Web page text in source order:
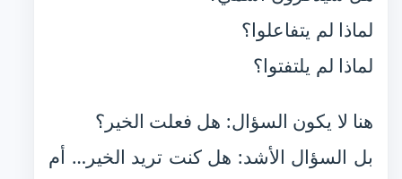
لماذا لم يتفاعلوا؟
لماذا لم يلتفتوا؟
هنا لا يكون السؤال: هل فعلت الخير؟
بل السؤال الأشد: هل كنت تريد الخير… أم